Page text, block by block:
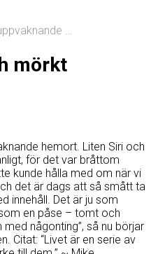
…
mörkt
hemort. Liten Siri och
för det var bråttom
kunde hålla med om när vi
det är dags att så smått ta
innehåll. Det är ju som
en påse – tomt och
någonting”, så nu börjar
Citat: “Livet är en serie av